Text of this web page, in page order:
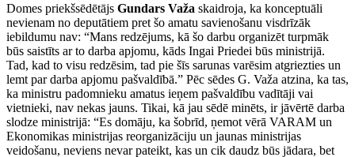
Domes priekšsēdētājs Gundars Važa skaidroja, ka konceptuāli
nevienam no deputātiem pret šo amatu savienošanu visdrīzāk
iebildumu nav: “Mans redzējums, kā šo darbu organizēt turpmāk
būs saistīts ar to darba apjomu, kāds Ingai Priedei būs ministrijā.
Tad, kad to visu redzēsim, tad pie šīs sarunas varēsim atgriezties un
lemt par darba apjomu pašvaldībā.” Pēc sēdes G. Važa atzina, ka tas,
ka ministru padomnieku amatus ieņem pašvaldību vadītāji vai
vietnieki, nav nekas jauns. Tikai, kā jau sēdē minēts, ir jāvērtē darba
slodze ministrijā: “Es domāju, ka šobrīd, ņemot vērā VARAM un
Ekonomikas ministrijas reorganizāciju un jaunas ministrijas
veidošanu, neviens nevar pateikt, kas un cik daudz būs jādara, bet